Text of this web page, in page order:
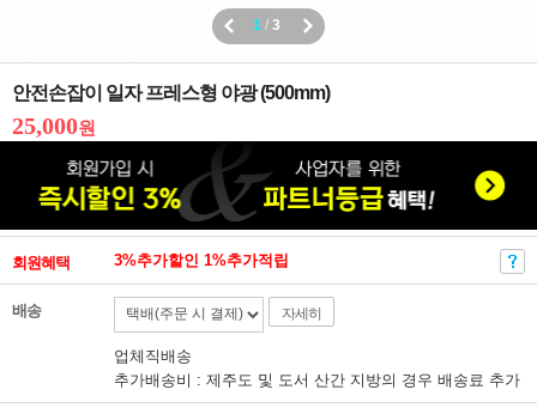
1 / 3
안전손잡이 일자 프레스형 야광 (500mm)
25,000원
회원혜택 3%추가할인 1%추가적립
배송 자세히
업체직배송
추가배송비 : 제주도 및 도서 산간 지방의 경우 배송료 추가